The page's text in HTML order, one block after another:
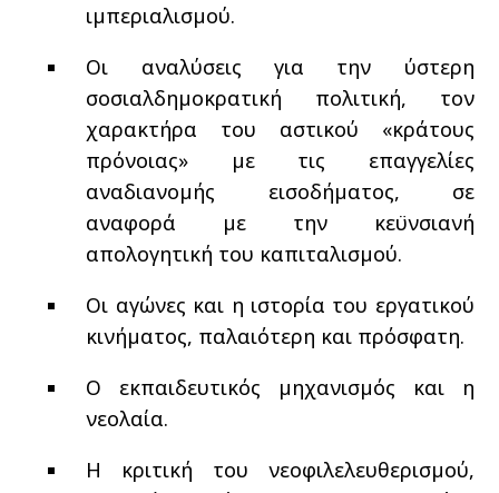
ιμπεριαλισμού.
Οι αναλύσεις για την ύστερη
σοσιαλδημοκρατική πολιτική, τον
χαρακτήρα του αστικού «κράτους
πρόνοιας» με τις επαγγελίες
αναδιανομής εισοδήματος, σε
αναφορά με την κεϋνσιανή
απολογητική του καπιταλισμού.
Οι αγώνες και η ιστορία του εργατικού
κινήματος, παλαιότερη και πρόσφατη.
Ο εκπαιδευτικός μηχανισμός και η
νεολαία.
Η κριτική του νεοφιλελευθερισμού,